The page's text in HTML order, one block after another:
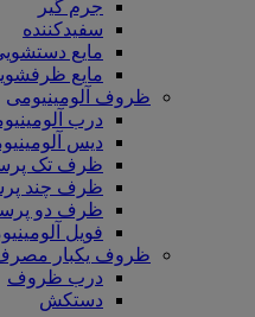
جرم گیر
سفیدکننده
مایع
مایع
ظروف آلومینیومی
درب
دیس
ظرف تک
ظرف چند
ظرف دو
فویل
ظروف یکبار
درب ظروف
دستکش